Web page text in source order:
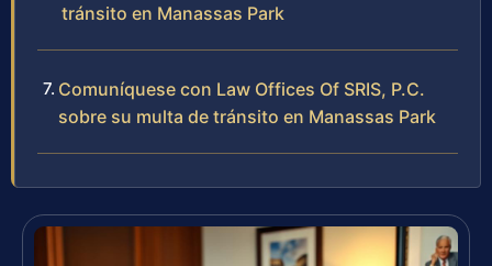
tránsito en Manassas Park
Comuníquese con Law Offices Of SRIS, P.C.
sobre su multa de tránsito en Manassas Park